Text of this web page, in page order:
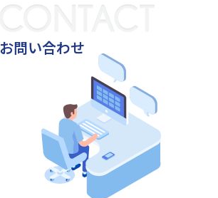
お問い合わせ